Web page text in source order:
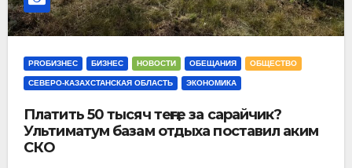
PROБИЗНЕС БИЗНЕС НОВОСТИ ОБЕЩАНИЯ ОБЩЕСТВО
СЕВЕРО-КАЗАХСТАНСКАЯ ОБЛАСТЬ ЭКОНОМИКА
Платить 50 тысяч теңге за сарайчик?
Ультиматум базам отдыха поставил аким
СКО